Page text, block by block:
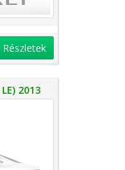
Részletek
2013